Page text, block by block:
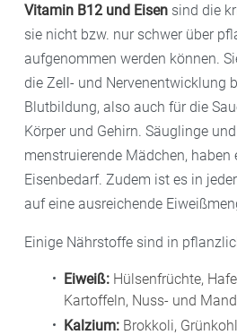
Vitamin B12 und Eisen sind die
sie nicht bzw. nur schwer über
aufgenommen werden können.
die Zell- und Nervenentwicklung
Blutbildung, also auch für die
Körper und Gehirn. Säuglinge
menstruierende Mädchen, haben
Eisenbedarf. Zudem ist es in
auf eine ausreichende
Einige Nährstoffe sind in
Eiweiß: Hülsenfrüchte,
Kartoffeln, Nuss- und
Kalzium: Brokkoli,